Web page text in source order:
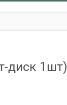
диск 1шт)